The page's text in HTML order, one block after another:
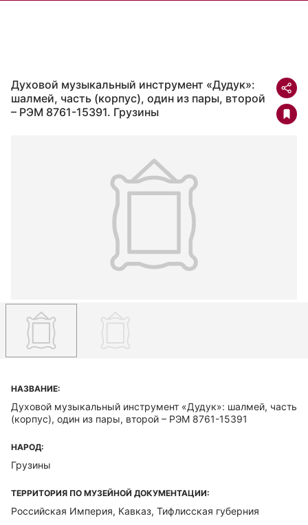
Духовой музыкальный инструмент «Дудук»:
шалмей, часть (корпус), один из пары, второй
– РЭМ 8761-15391. Грузины
НАЗВАНИЕ:
Духовой музыкальный инструмент «Дудук»: шалмей, часть
(корпус), один из пары, второй – РЭМ 8761-15391
НАРОД:
Грузины
ТЕРРИТОРИЯ ПО МУЗЕЙНОЙ ДОКУМЕНТАЦИИ:
Российская Империя, Кавказ, Тифлисская губерния